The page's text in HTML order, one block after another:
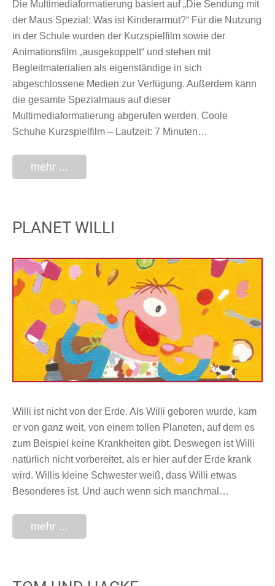
Die Multimediaformatierung basiert auf „Die Sendung mit
der Maus Spezial: Was ist Kinderarmut?“ Für die Nutzung
in der Schule wurden der Kurzspielfilm sowie der
Animationsfilm „ausgekoppelt“ und stehen mit
Begleitmaterialien als eigenständige in sich
abgeschlossene Medien zur Verfügung. Außerdem kann
die gesamte Spezialmaus auf dieser
Multimediaformatierung abgerufen werden. Coole
Schuhe Kurzspielfilm – Laufzeit: 7 Minuten…
mehr ...
PLANET WILLI
Willi ist nicht von der Erde. Als Willi geboren wurde, kam
er von ganz weit, von einem tollen Planeten, auf dem es
zum Beispiel keine Krankheiten gibt. Deswegen ist Willi
natürlich nicht vorbereitet, als er hier auf der Erde krank
wird. Willis kleine Schwester weiß, dass Willi etwas
Besonderes ist. Und auch wenn sich manchmal…
mehr ...